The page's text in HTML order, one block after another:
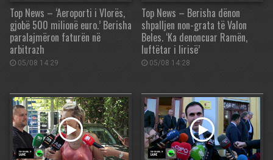
Top News – ‘Aeroporti i Vlorës,
gjobë 500 milionë euro.’ Berisha
paralajmëron faturën në
arbitrazh
05/08 14:29
Top News – Berisha dënon
shpalljen non-grata të Valon
Beles. ‘Ka denoncuar Ramën,
luftëtar i lirisë’
05/08 14:28